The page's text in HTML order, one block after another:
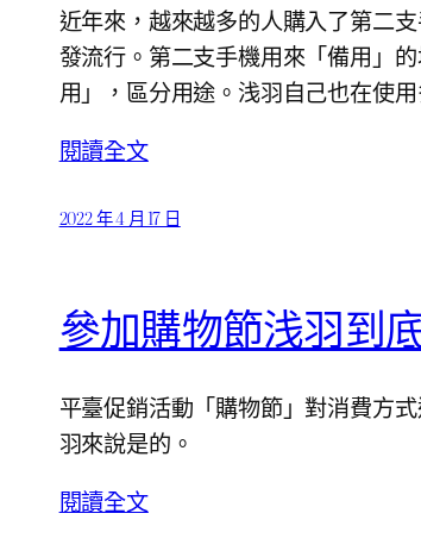
近年來，越來越多的人購入了第二
發流行。第二支手機用來「備用」
用」，區分用途。浅羽自己也在使用
閱讀全文
2022 年 4 月 17 日
參加購物節浅羽到
平臺促銷活動「購物節」對消費方
羽來說是的。
閱讀全文